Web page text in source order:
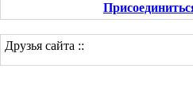
Друзья сайта ::